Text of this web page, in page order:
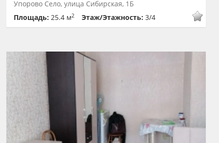
Упорово Село, улица Сибирская, 1Б
Площадь:25.4 м2 Этаж/Этажность:3/4